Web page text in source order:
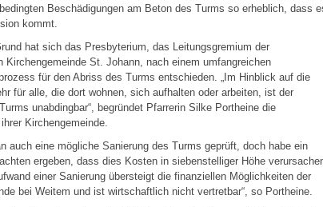
Beschädigungen am Beton des Turms so erheblich, dass
kommt.
hat sich das Presbyterium, das Leitungsgremium der
Kirchengemeinde St. Johann, nach einem umfangreichen
für den Abriss des Turms entschieden. „Im Hinblick auf die
für alle, die dort wohnen, sich aufhalten oder arbeiten, ist der
unabdingbar“, begründet Pfarrerin Silke Portheine die
Kirchengemeinde.
auch eine mögliche Sanierung des Turms geprüft, doch habe ein
ergeben, dass dies Kosten in siebenstelliger Höhe
einer Sanierung übersteigt die finanziellen Möglichkeiten der
bei Weitem und ist wirtschaftlich nicht vertretbar“, so Portheine.